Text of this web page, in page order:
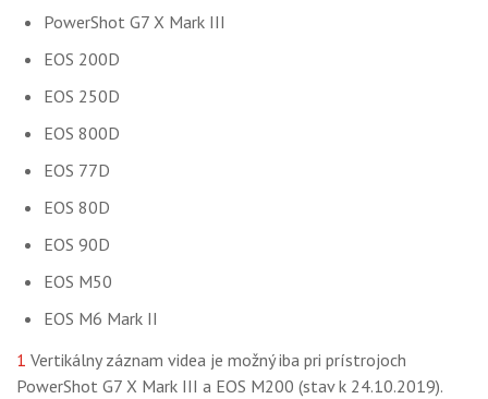
PowerShot G7 X Mark III
EOS 200D
EOS 250D
EOS 800D
EOS 77D
EOS 80D
EOS 90D
EOS M50
EOS M6 Mark II
1 Vertikálny záznam videa je možný iba pri prístrojoch
PowerShot G7 X Mark III a EOS M200 (stav k 24.10.2019).